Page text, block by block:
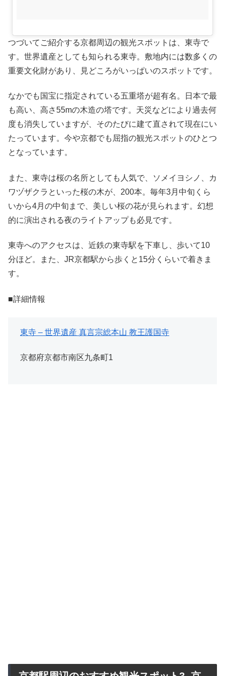
つづいてご紹介する京都周辺の観光スポットは、東寺で
す。世界遺産としても知られる東寺。敷地内には数多くの
重要文化財があり、見どころがいっぱいのスポットです。
なかでも国宝に指定されている五重塔が超有名。日本で最
も高い、高さ55mの木造の塔です。天災などにより過去何
度も消失していますが、そのたびに建て直されて現在にい
たっています。今や京都でも屈指の観光スポットのひとつ
となっています。
また、東寺は桜の名所としても人気で、ソメイヨシノ、カ
ワヅザクラといった桜の木が、200本。毎年3月中旬くら
いから4月の中旬まで、美しい桜の花が見られます。幻想
的に演出される夜のライトアップも必見です。
東寺へのアクセスは、近鉄の東寺駅を下車し、歩いて10
分ほど。また、JR京都駅から歩くと15分くらいで着きま
す。
■詳細情報
東寺 – 世界遺産 真言宗総本山 教王護国寺
京都府京都市南区九条町1